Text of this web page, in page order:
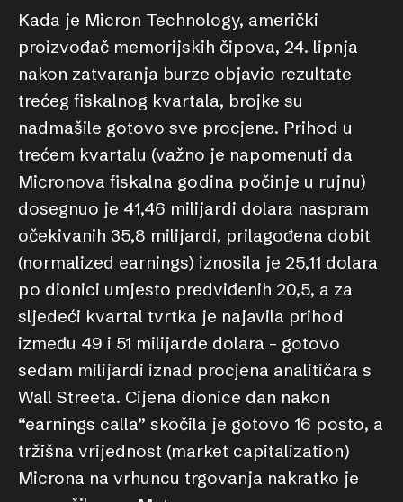
Kada je Micron Technology, američki
proizvođač memorijskih čipova, 24. lipnja
nakon zatvaranja burze objavio rezultate
trećeg fiskalnog kvartala, brojke su
nadmašile gotovo sve procjene. Prihod u
trećem kvartalu (važno je napomenuti da
Micronova fiskalna godina počinje u rujnu)
dosegnuo je 41,46 milijardi dolara naspram
očekivanih 35,8 milijardi, prilagođena dobit
(normalized earnings) iznosila je 25,11 dolara
po dionici umjesto predviđenih 20,5, a za
sljedeći kvartal tvrtka je najavila prihod
između 49 i 51 milijarde dolara – gotovo
sedam milijardi iznad procjena analitičara s
Wall Streeta. Cijena dionice dan nakon
“earnings calla” skočila je gotovo 16 posto, a
tržišna vrijednost (market capitalization)
Microna na vrhuncu trgovanja nakratko je